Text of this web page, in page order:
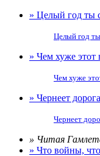
» Целый год ты
Целый год
» Чем хуже этот
Чем хуже
» Чернеет
Чернеет
» Читая
» Что войны,